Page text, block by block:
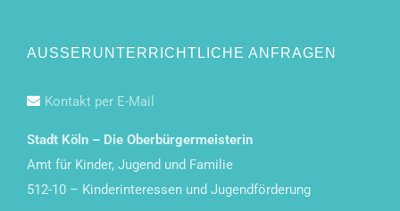
AUSSERUNTERRICHTLICHE ANFRAGEN
Kontakt per E-Mail
Stadt Köln – Die Oberbürgermeisterin
Amt für Kinder, Jugend und Familie
512-10 – Kinderinteressen und Jugendförderung